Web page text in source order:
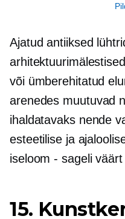
Ajatud antiiksed
või ümberehitatud
arenedes muutuvad
ihaldatavaks nende
esteetilise ja
iseloom - sageliväärt
15.